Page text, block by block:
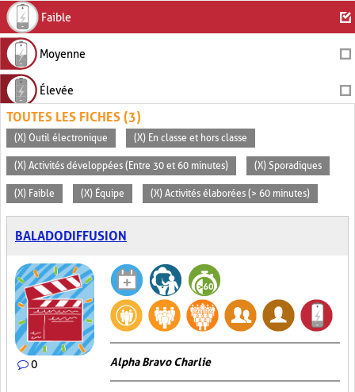
Faible
Moyenne
Élevée
TOUTES LES FICHES (3)
(X) Outil électronique (X) En classe et hors classe
(X) Activités développées (Entre 30 et 60 minutes) (X) Sporadiques
(X) Faible (X) Équipe (X) Activités élaborées (> 60 minutes)
BALADODIFFUSION
0 Alpha Bravo Charlie